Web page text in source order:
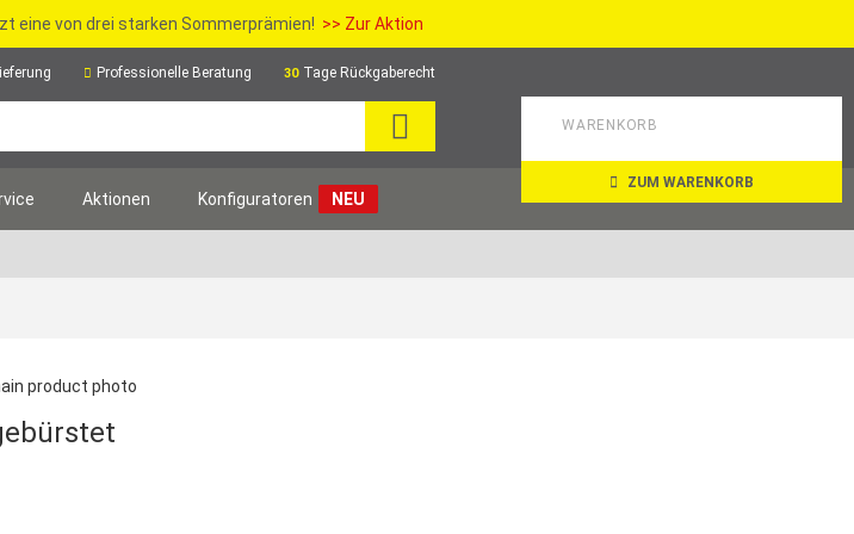
eine von drei starken Sommerprämien! >> Zur Aktion
Professionelle Beratung 30 Tage Rückgaberecht
WARENKORB
ZUM WARENKORB
Aktionen Konfiguratoren NEU